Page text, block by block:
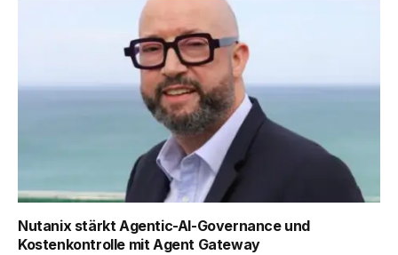
Nutanix stärkt Agentic-AI-Governance und
Kostenkontrolle mit Agent Gateway